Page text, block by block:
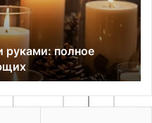
руками: полное